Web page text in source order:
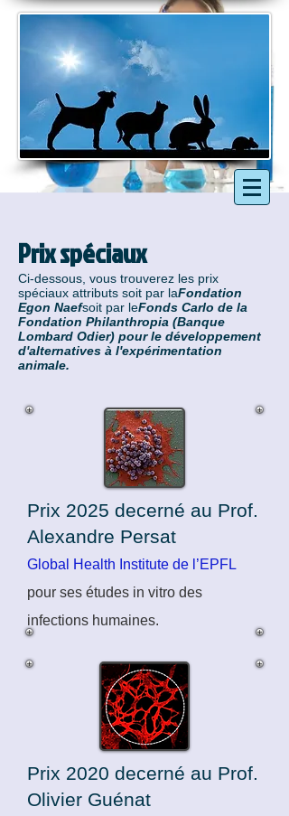
Prix spéciaux
Ci-dessous, vous trouverez les prix
spéciaux attributs soit par laFondation
Egon Naefsoit par leFonds Carlo de la
Fondation Philanthropia (Banque
Lombard Odier) pour le développement
d'alternatives à l'expérimentation
animale.
Prix 2025 decerné au Prof.
Alexandre Persat
Global Health Institute de l’EPFL
pour ses études in vitro des
infections humaines.
Prix 2020 decerné au Prof.
Olivier Guénat